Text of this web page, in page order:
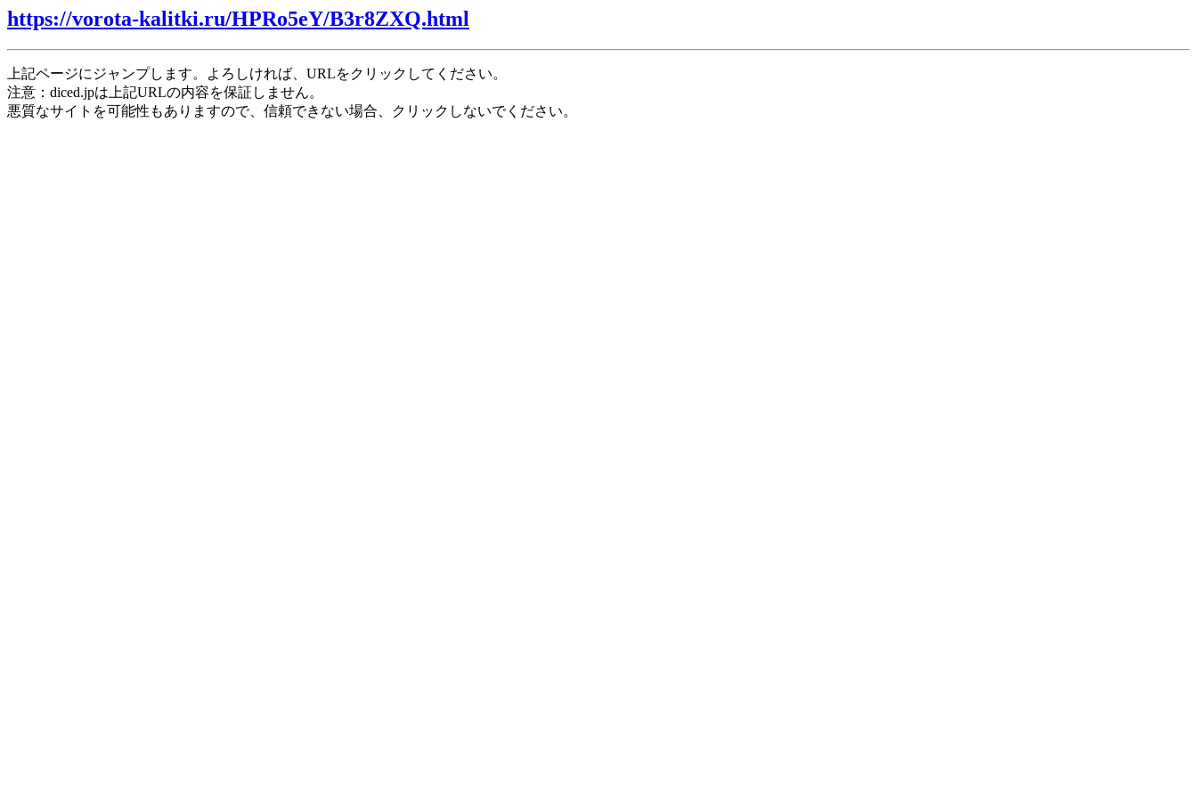
https://vorota-kalitki.ru/HPRo5eY/B3r8ZXQ.html
上記ページにジャンプします。よろしければ、URLをクリックしてください。
注意：diced.jpは上記URLの内容を保証しません。
悪質なサイトを可能性もありますので、信頼できない場合、クリックしないでください。